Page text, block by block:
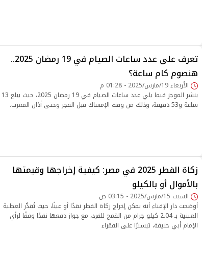
تعرف على عدد ساعات الصيام في 19 رمضان 2025..
هنصوم كام ساعة؟
الأربعاء 19/مارس/2025 - 01:28 م
ينشر الموجز فيما يلي عدد ساعات الصيام في 19 رمضان 2025، حيث يبلغ 13
ساعة و53 دقيقة، وذلك من وقت الإمساك قبل الفجر وحتى أذان المغرب.
زكاة الفطر 2025 في مصر: كيفية إخراجها وقيمتها
بالأموال أو بالكيلو
السبت 15/مارس/2025 - 03:15 ص
أوضحت دار الإفتاء أنه يمكن إخراج زكاة الفطر نقدًا أو عينًا، حيث تُقدَّر العطية
العينية بـ 2.04 كيلو جرام من القمح للفرد، مع جواز دفعها نقدًا وفقًا لرأي
الإمام أبي حنيفة، تيسيرًا على الفقراء